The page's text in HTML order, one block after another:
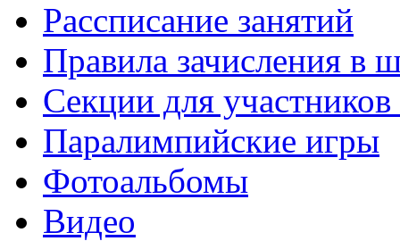
Рассписание занятий
Правила зачисления в
Секции для
Паралимпийские игры
Фотоальбомы
Видео